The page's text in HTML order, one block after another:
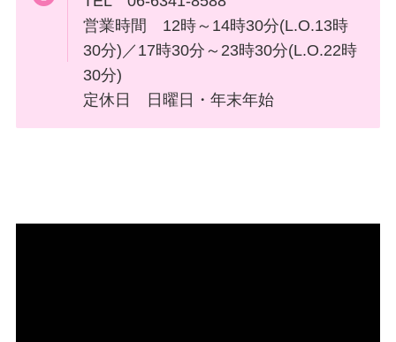
営業時間 12時～14時30分(L.O.13時
30分)／17時30分～23時30分(L.O.22時
30分)
定休日 日曜日・年末年始